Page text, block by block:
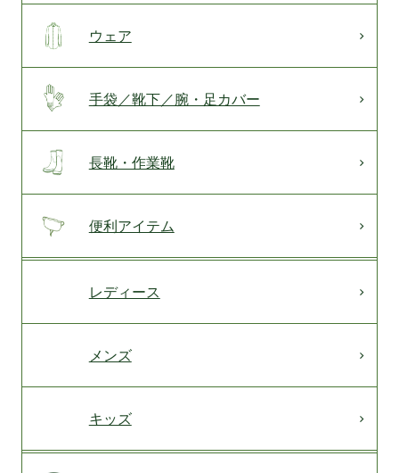
ウェア
手袋／靴下／腕・足カバー
長靴・作業靴
便利アイテム
レディース
メンズ
キッズ